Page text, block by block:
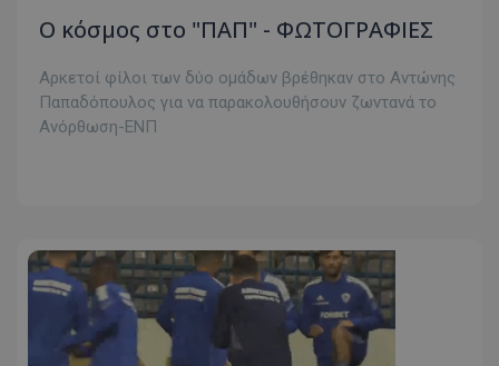
Ο κόσμος στο "ΠΑΠ" - ΦΩΤΟΓΡΑΦΙΕΣ
Αρκετοί φίλοι των δύο ομάδων βρέθηκαν στο Αντώνης
Παπαδόπουλος για να παρακολουθήσουν ζωντανά το
Ανόρθωση-ΕΝΠ